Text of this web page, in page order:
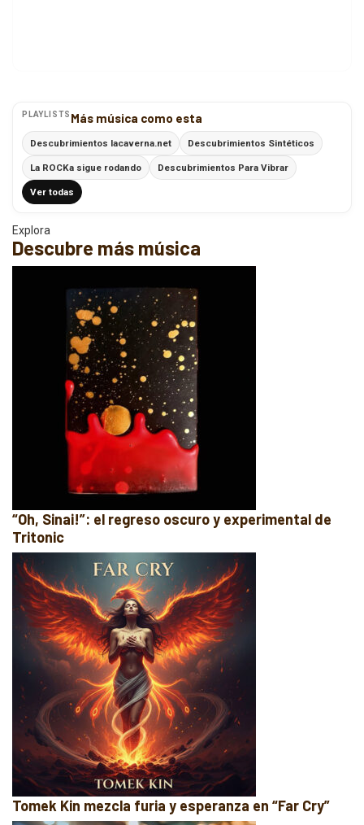
PLAYLISTS Más música como esta
Descubrimientos lacaverna.net Descubrimientos Sintéticos
La ROCKa sigue rodando Descubrimientos Para Vibrar
Ver todas
Explora
Descubre más música
“Oh, Sinai!”: el regreso oscuro y experimental de
Tritonic
Tomek Kin mezcla furia y esperanza en “Far Cry”